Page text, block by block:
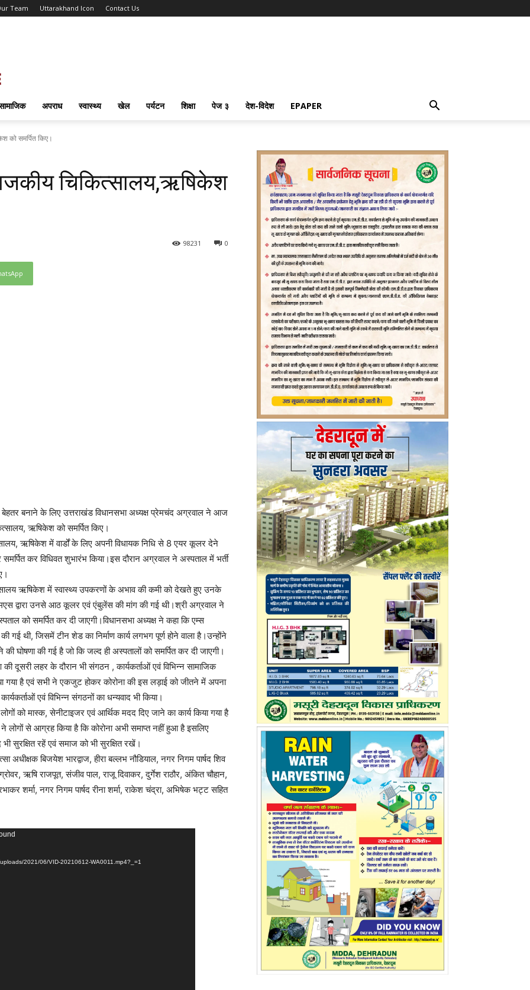
Team Uttarakhand Icon Contact Us
अपराध स्वास्थ्य खेल पर्यटन शिक्षा पेज ३ देश-विदेश EPAPER
को समर्पित किए।
चिकित्सालय,ऋषिकेश
0
98231
बेहतर बनाने के लिए उत्तराखंड विधानसभा अध्यक्ष प्रेमचंद अग्रवाल ने आज
ऋषिकेश को समर्पित किए।
ऋषिकेश में वार्डों के लिए अपनी विधायक निधि से 8 एयर कूलर देने
कर विधिवत शुभारंभ किया।इस दौरान अग्रवाल ने अस्पताल में भर्ती
ऋषिकेश में स्वास्थ्य उपकरणों के अभाव की कमी को देखते हुए उनके
द्वारा उनसे आठ कूलर एवं एंबुलेंस की मांग की गई थी।श्री अग्रवाल ने
को समर्पित कर दी जाएगी।विधानसभा अध्यक्ष ने कहा कि एम्स
गई थी, जिसमें टीन शेड का निर्माण कार्य लगभग पूर्ण होने वाला है।उन्होंने
घोषणा की गई है जो कि जल्द ही अस्पतालों को समर्पित कर दी जाएगी।
दूसरी लहर के दौरान भी संगठन , कार्यकर्ताओं एवं विभिन्न सामाजिक
गया है एवं सभी ने एकजुट होकर कोरोना की इस लड़ाई को जीतने में अपना
एवं विभिन्न संगठनों का धन्यवाद भी किया।
को मास्क, सेनीटाइजर एवं आर्थिक मदद दिए जाने का कार्य किया गया है
लोगों से आग्रह किया है कि कोरोना अभी समाप्त नहीं हुआ है इसलिए
सुरक्षित रहें एवं समाज को भी सुरक्षित रखें।
बिजयेश भारद्वाज, हीरा बल्लभ नौडियाल, नगर निगम पार्षद शिव
ऋषि राजपूत, संजीव पाल, राजू दिवाकर, दुर्गेश राठौर, अंकित चौहान,
शर्मा, नगर निगम पार्षद रीना शर्मा, राकेश चंद्रा, अभिषेक भट्ट सहित
2021/06/VID-20210612-WA0011.mp4?_=1